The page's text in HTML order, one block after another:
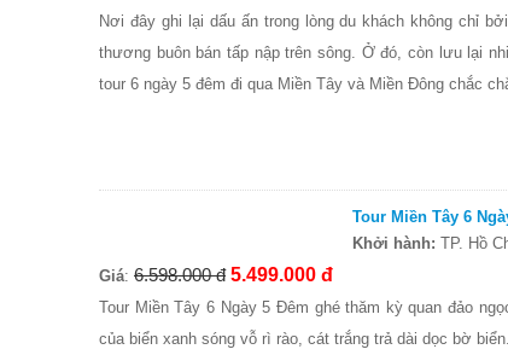
Nơi đây ghi lại dấu ấn trong lòng du khách không chỉ
thương buôn bán tấp nập trên sông. Ở đó, còn lưu lại
tour 6 ngày 5 đêm đi qua Miền Tây và Miền Đông chắc
Tour Miền Tây 6
Khởi hành: TP. Hồ
Giá: 6.598.000 đ 5.499.000 đ
Tour Miền Tây 6 Ngày 5 Đêm ghé thăm kỳ quan đảo
của biển xanh sóng vỗ rì rào, cát trắng trả dài dọc bờ